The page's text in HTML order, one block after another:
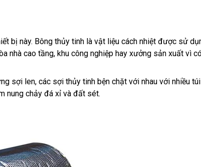
bị này. Bông thủy tinh là vật liệu cách nhiệt được sử
cao tầng, khu công nghiệp hay xưởng sản xuất vì
sợi len, các sợi thủy tinh bện chặt với nhau với nhiều
nung chảy đá xỉ và đất sét.